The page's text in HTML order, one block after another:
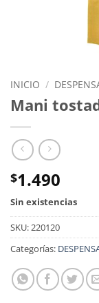
INICIO /
Mani
$1.490
Sin existencias
SKU:220120
Categorías: